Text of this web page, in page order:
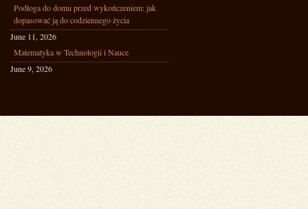
Podłoga do domu przed wykończeniem: jak
dopasować ją do codziennego życia
June 11, 2026
Matematyka w Technologii i Nauce
June 9, 2026